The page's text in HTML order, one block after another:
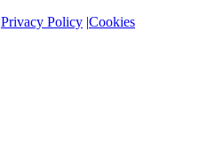
Privacy Policy Cookies